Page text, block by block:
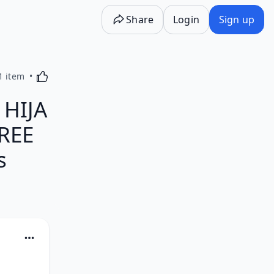
Share Login Sign up
item Activating this element will cause content on the